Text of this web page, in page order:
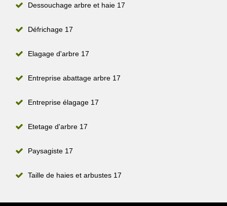
Dessouchage arbre et haie 17
Défrichage 17
Elagage d'arbre 17
Entreprise abattage arbre 17
Entreprise élagage 17
Etetage d'arbre 17
Paysagiste 17
Taille de haies et arbustes 17